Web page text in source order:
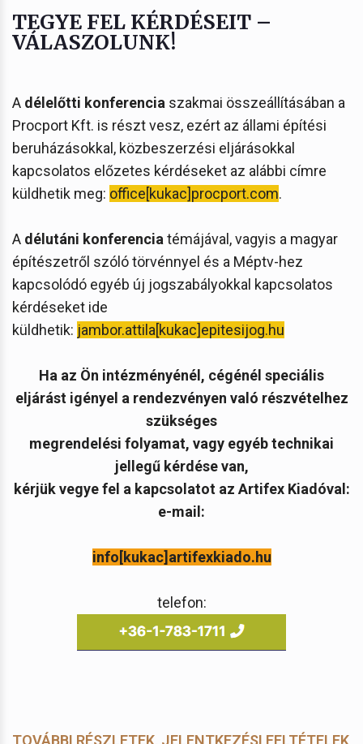
TEGYE FEL KÉRDÉSEIT –
VÁLASZOLUNK!
A délelőtti konferencia szakmai összeállításában a
Procport Kft. is részt vesz, ezért az állami építési
beruházásokkal, közbeszerzési eljárásokkal
kapcsolatos előzetes kérdéseket az alábbi címre
küldhetik meg: office[kukac]procport.com.
A délutáni konferencia témájával, vagyis a magyar
építészetről szóló törvénnyel és a Méptv-hez
kapcsolódó egyéb új jogszabályokkal kapcsolatos
kérdéseket ide
küldhetik: jambor.attila[kukac]epitesijog.hu
Ha az Ön intézményénél, cégénél speciális
eljárást igényel a rendezvényen való részvételhez
szükséges
megrendelési folyamat, vagy egyéb technikai
jellegű kérdése van,
kérjük vegye fel a kapcsolatot az Artifex Kiadóval:
e-mail:
info[kukac]artifexkiado.hu
telefon:
TOVÁBBI RÉSZLETEK, JELENTKEZÉSI FELTÉTELEK